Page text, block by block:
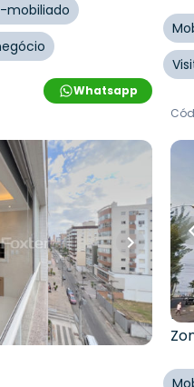
mobiliado
Whatsapp
•2 banheiros •
De Monte
Zona Nova,Capão da
11%
130
1